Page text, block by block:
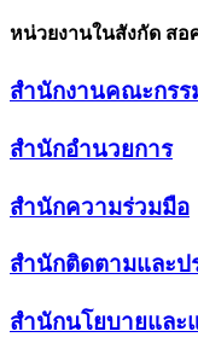
หน่วยงานในสังกัด สอ
สำนักงานคณะกรร
สำนักอำนวยการ
สำนักความร่วมมือ
สำนักติดตามและป
สำนักนโยบายและ